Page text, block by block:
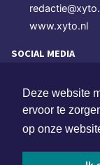
Deze website
ervoor te
op onze
www.xyto.nl
SOCIAL MEDIA
NIEUWSBRIEF
Schrijf je in voor